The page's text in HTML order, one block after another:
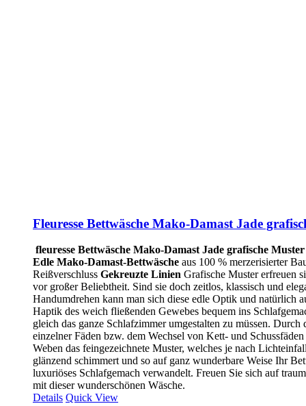
Fleuresse Bettwäsche Mako-Damast Jade
fleuresse Bettwäsche Mako-Damast Jade grafische Muster
Edle Mako-Damast-Bettwäsche aus 100 % merzerisierter
Reißverschluss Gekreuzte Linien Grafische Muster erfreuen
vor großer Beliebtheit. Sind sie doch zeitlos, klassisch und
Handumdrehen kann man sich diese edle Optik und natürlich
Haptik des weich fließenden Gewebes bequem ins
gleich das ganze Schlafzimmer umgestalten zu müssen. Durch
einzelner Fäden bzw. dem Wechsel von Kett- und
Weben das feingezeichnete Muster, welches je nach
glänzend schimmert und so auf ganz wunderbare Weise Ihr
luxuriöses Schlafgemach verwandelt. Freuen Sie sich auf
mit dieser wunderschönen Wäsche.
Details Quick View